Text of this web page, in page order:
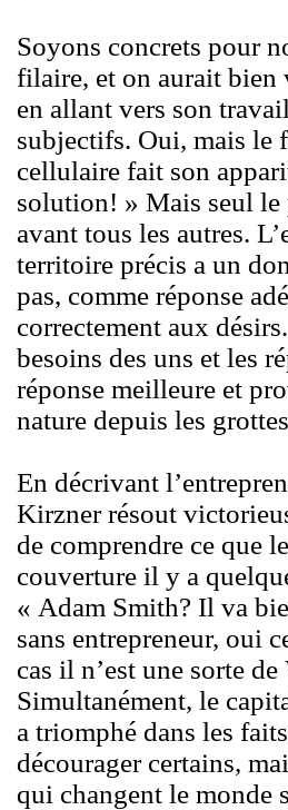
Soyons concrets pour
filaire, et on aurait bien
en allant vers son
subjectifs. Oui, mais le
cellulaire fait son
solution! » Mais seul le
avant tous les autres.
territoire précis a un
pas, comme réponse
correctement aux
besoins des uns et les
réponse meilleure et
nature depuis les
En décrivant
Kirzner résout
de comprendre ce que
couverture il y a
« Adam Smith? Il va
sans entrepreneur, oui
cas il n’est une sorte
Simultanément, le
a triomphé dans les
décourager certains,
qui changent le monde